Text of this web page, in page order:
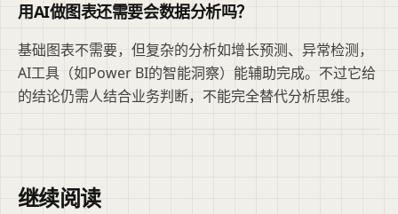
用AI做图表还需要会数据分析吗？
基础图表不需要，但复杂的分析如增长预测、异常检测，
AI工具（如Power BI的智能洞察）能辅助完成。不过它给
的结论仍需人结合业务判断，不能完全替代分析思维。
继续阅读